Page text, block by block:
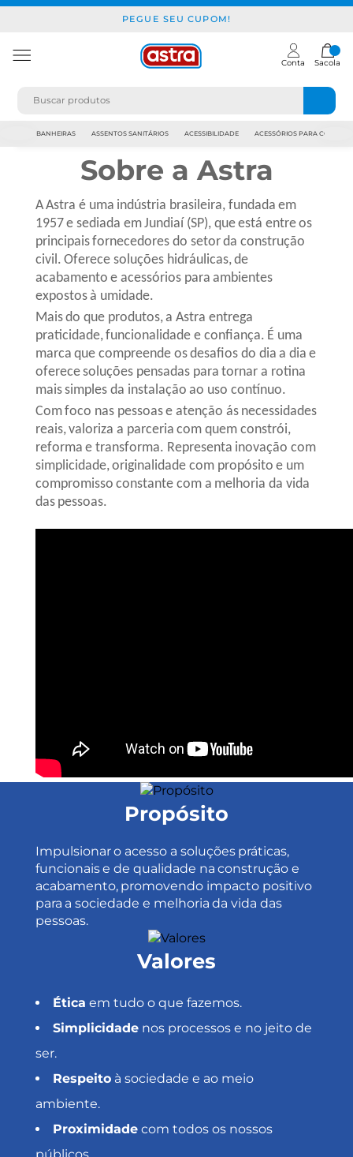
PEGUE SEU CUPOM!
Conta Sacola
BANHEIRAS ASSENTOS SANITÁRIOS ACESSIBILIDADE ACESSÓRIOS PARA
Sobre a Astra
A Astra é uma indústria brasileira, fundada em
1957 e sediada em Jundiaí­ (SP), que está entre os
principais fornecedores do setor da construção
civil. Oferece soluções hidráulicas, de
acabamento e acessórios para ambientes
expostos à umidade.
Mais do que produtos, a Astra entrega
praticidade, funcionalidade e confiança. É uma
marca que compreende os desafios do dia a dia e
oferece soluções pensadas para tornar a rotina
mais simples da instalação ao uso contínuo.
Com foco nas pessoas e atenção ás necessidades
reais, valoriza a parceria com quem constrói,
reforma e transforma. Representa inovação com
simplicidade, originalidade com propósito e um
compromisso constante com a melhoria da vida
das pessoas.
Propósito
Impulsionar o acesso a soluções práticas,
funcionais e de qualidade na construção e
acabamento, promovendo impacto positivo
para a sociedade e melhoria da vida das
pessoas.
Valores
Ética em tudo o que fazemos.
Simplicidadenos processos e no jeito de
ser.
Respeitoà sociedade e ao meio
ambiente.
Proximidadecom todos os nossos